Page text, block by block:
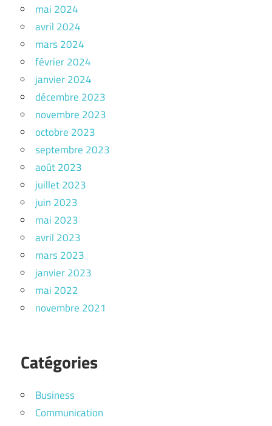
mai 2024
avril 2024
mars 2024
février 2024
janvier 2024
décembre 2023
novembre 2023
octobre 2023
septembre 2023
août 2023
juillet 2023
juin 2023
mai 2023
avril 2023
mars 2023
janvier 2023
mai 2022
novembre 2021
Catégories
Business
Communication